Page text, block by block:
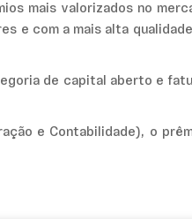
mais valorizados no
e com a mais alta
de capital aberto e
e Contabilidade), o